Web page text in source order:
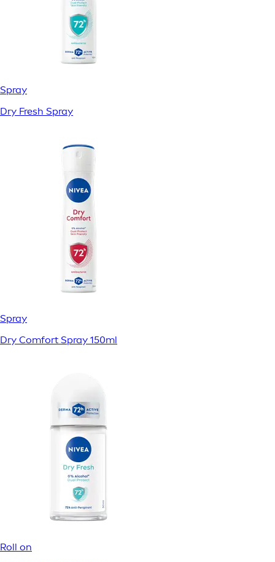
Spray
Dry Fresh Spray
Spray
Dry Comfort Spray 150ml
Roll on